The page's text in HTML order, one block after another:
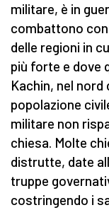
militare, è in
combattono
delle regioni in
più forte e dove
Kachin, nel nord
popolazione
militare non
chiesa. Molte
distrutte, date
truppe
costringendo i